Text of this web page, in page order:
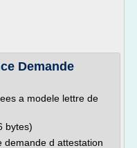
Demande
a modele lettre de
bytes)
demande d attestation